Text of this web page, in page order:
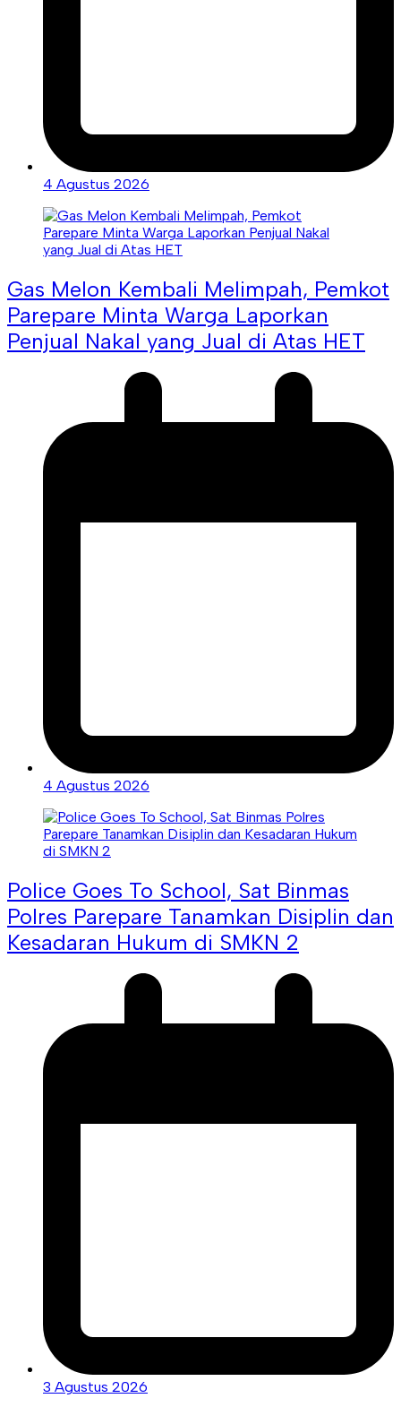
4 Agustus 2026
Gas Melon Kembali Melimpah, Pemkot
Parepare Minta Warga Laporkan
Penjual Nakal yang Jual di Atas HET
4 Agustus 2026
Police Goes To School, Sat Binmas
Polres Parepare Tanamkan Disiplin dan
Kesadaran Hukum di SMKN 2
3 Agustus 2026